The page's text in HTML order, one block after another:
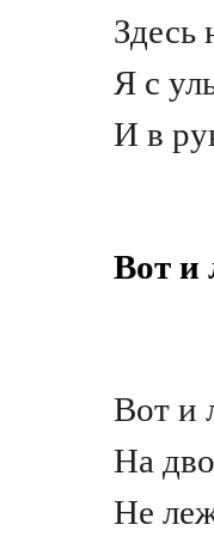
Здесь
Я с
И в
Вот и
Вот и
На
Не